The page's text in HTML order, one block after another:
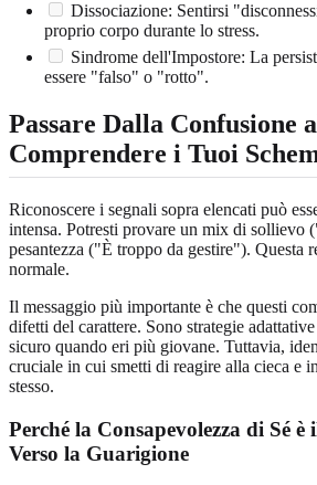
Dissociazione: Sentirsi
proprio corpo durante lo stress.
Sindrome dell'Impostore: La
essere "falso" o "rotto".
Passare Dalla Confusione
Comprendere i Tuoi
Riconoscere i segnali sopra elencati può
intensa. Potresti provare un mix di sollievo
pesantezza ("È troppo da gestire"). Questa
normale.
Il messaggio più importante è che questi
difetti del carattere. Sono strategie
sicuro quando eri più giovane. Tuttavia,
cruciale in cui smetti di reagire alla cieca e
stesso.
Perché la Consapevolezza di Sé è
Verso la Guarigione